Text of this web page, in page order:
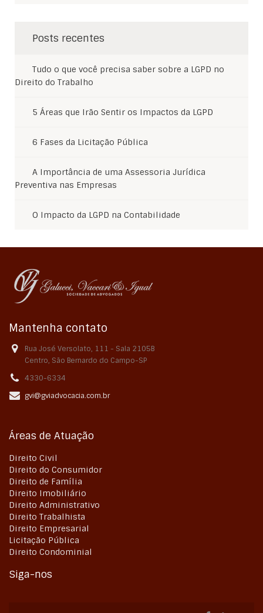
Posts recentes
Tudo o que você precisa saber sobre a LGPD no
Direito do Trabalho
5 Áreas que Irão Sentir os Impactos da LGPD
6 Fases da Licitação Pública
A Importância de uma Assessoria Jurídica
Preventiva nas Empresas
O Impacto da LGPD na Contabilidade
Mantenha contato
Rua José Versolato, 111 - Sala 2105B
Centro, São Bernardo do Campo-SP
4330-6334
gvi@gviadvocacia.com.br
Áreas de Atuação
Direito Civil
Direito do Consumidor
Direito de Família
Direito Imobiliário
Direito Administrativo
Direito Trabalhista
Direito Empresarial
Licitação Pública
Direito Condominial
Siga-nos